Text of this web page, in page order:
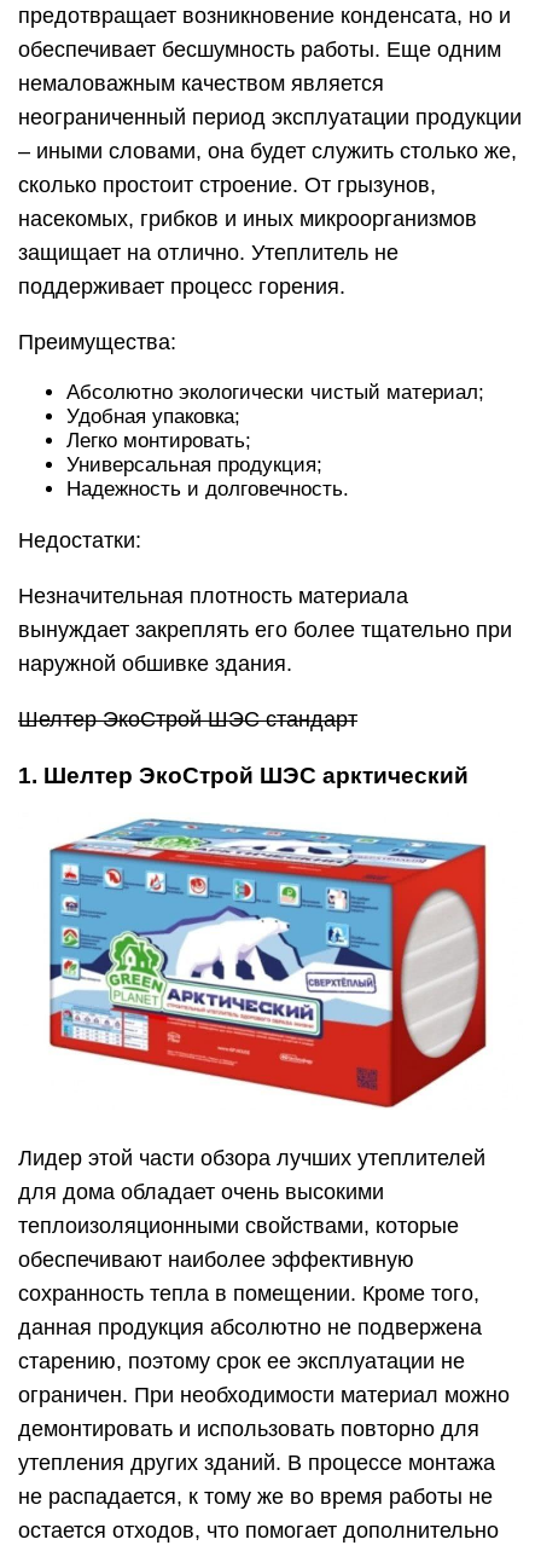
предотвращает возникновение конденсата, но и
обеспечивает бесшумность работы. Еще одним
немаловажным качеством является
неограниченный период эксплуатации продукции
– иными словами, она будет служить столько же,
сколько простоит строение. От грызунов,
насекомых, грибков и иных микроорганизмов
защищает на отлично. Утеплитель не
поддерживает процесс горения.
Преимущества:
Абсолютно экологически чистый материал;
Удобная упаковка;
Легко монтировать;
Универсальная продукция;
Надежность и долговечность.
Недостатки:
Незначительная плотность материала
вынуждает закреплять его более тщательно при
наружной обшивке здания.
Шелтер ЭкоСтрой ШЭС стандарт
1. Шелтер ЭкоСтрой ШЭС арктический
Лидер этой части обзора лучших утеплителей
для дома обладает очень высокими
теплоизоляционными свойствами, которые
обеспечивают наиболее эффективную
сохранность тепла в помещении. Кроме того,
данная продукция абсолютно не подвержена
старению, поэтому срок ее эксплуатации не
ограничен. При необходимости материал можно
демонтировать и использовать повторно для
утепления других зданий. В процессе монтажа
не распадается, к тому же во время работы не
остается отходов, что помогает дополнительно